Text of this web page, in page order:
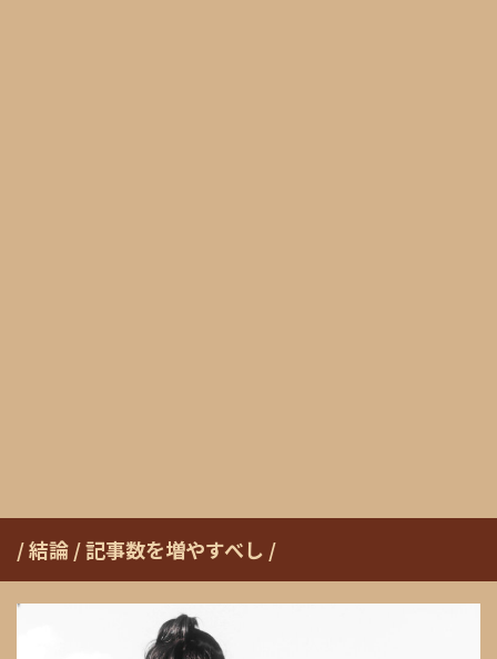
/ 結論 / 記事数を増やすべし /